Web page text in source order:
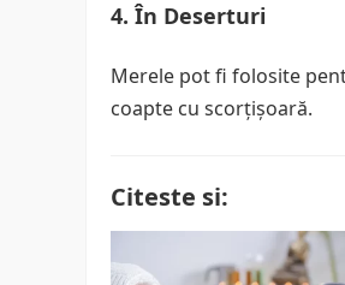
4. În Deserturi
Merele pot fi folosite
coapte cu scorțișoară.
Citeste si: